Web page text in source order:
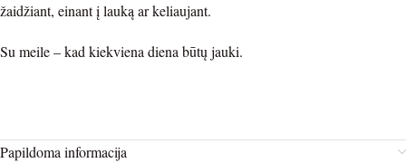
žaidžiant, einant į lauką ar keliaujant.
Su meile – kad kiekviena diena būtų jauki.
Papildoma informacija